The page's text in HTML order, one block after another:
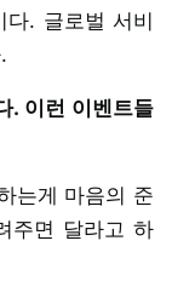
다. 글로벌 서비
. 이런 이벤트들
는게 마음의 준
주면 달라고 하